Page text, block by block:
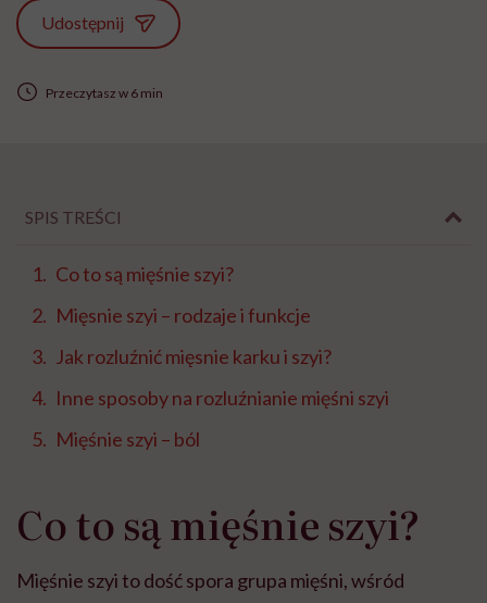
Udostępnij
Przeczytasz w 6 min
SPIS TREŚCI
Co to są mięśnie szyi?
Mięsnie szyi – rodzaje i funkcje
Jak rozluźnić mięsnie karku i szyi?
Inne sposoby na rozluźnianie mięśni szyi
Mięśnie szyi – ból
Co to są mięśnie szyi?
Mięśnie szyi to dość spora grupa mięśni, wśród